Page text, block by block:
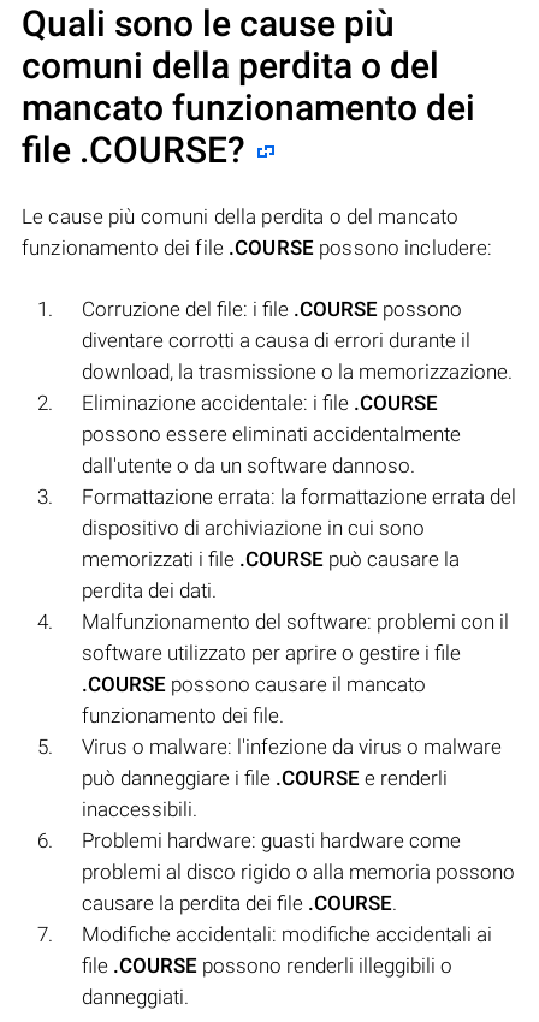
Quali sono le cause più
comuni della perdita o del
mancato funzionamento dei
file .COURSE?
Le cause più comuni della perdita o del mancato
funzionamento dei file .COURSE possono includere:
Corruzione del file: i file .COURSE possono
diventare corrotti a causa di errori durante il
download, la trasmissione o la memorizzazione.
Eliminazione accidentale: i file .COURSE
possono essere eliminati accidentalmente
dall'utente o da un software dannoso.
Formattazione errata: la formattazione errata del
dispositivo di archiviazione in cui sono
memorizzati i file .COURSE può causare la
perdita dei dati.
Malfunzionamento del software: problemi con il
software utilizzato per aprire o gestire i file
.COURSE possono causare il mancato
funzionamento dei file.
Virus o malware: l'infezione da virus o malware
può danneggiare i file .COURSE e renderli
inaccessibili.
Problemi hardware: guasti hardware come
problemi al disco rigido o alla memoria possono
causare la perdita dei file .COURSE.
Modifiche accidentali: modifiche accidentali ai
file .COURSE possono renderli illeggibili o
danneggiati.